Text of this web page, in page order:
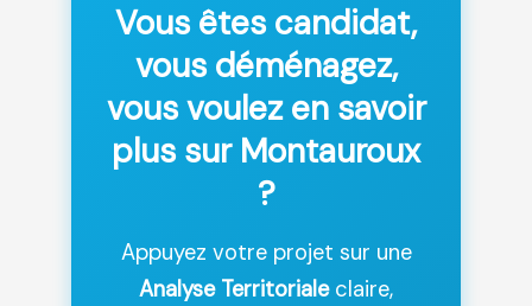
Vous êtes candidat,
vous déménagez,
vous voulez en savoir
plus sur Montauroux
?
Appuyez votre projet sur une
Analyse Territorialeclaire,